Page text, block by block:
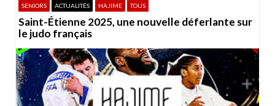
SENIORS ACTUALITÉS HAJIME TOUS
Saint-Étienne 2025, une nouvelle déferlante sur
le judo français